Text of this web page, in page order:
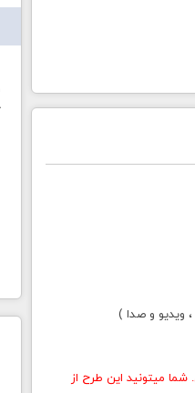
ویدیو و صدا )
میتونید این طرح از